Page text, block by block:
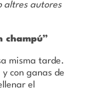
altres autores
champú”
misma tarde.
con ganas de
el